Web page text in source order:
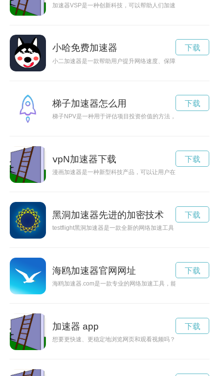
加速器VSP是一种创新科技，可以帮助人们加速改变生活方式
小哈免费加速器
小二加速器是一款帮助用户提升网络速度、保障网络安全的软
下载
梯子加速器怎么用
梯子NPV是一种用于评估项目投资价值的方法，通过优化梯子
下载
ⅴpN加速器下载
漫画加速器是一种新型科技产品，可以让用户在短时间内阅读
下载
黑洞加速器先进的加密技术
testflight黑洞加速器是一款全新的网络加速工具，据说可以提
下载
海鸥加速器官网网址
海鸥加速器.com是一款专业的网络加速工具，能够帮助用户提
下载
加速器 app
想要更快速、更稳定地浏览网页和观看视频吗？途优加速器官
下载